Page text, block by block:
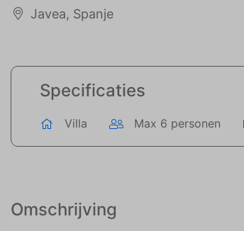
Javea, Spanje
Specificaties
Villa Max 6 personen
Omschrijving